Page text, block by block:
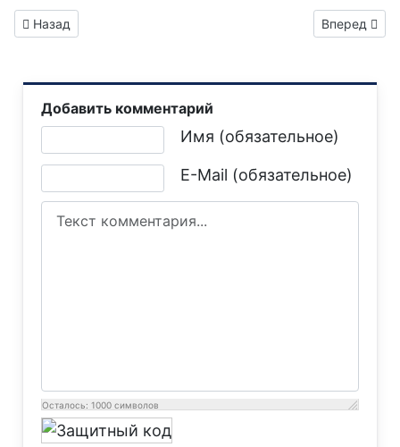
Предыдущий: Вниманию горловчан: отключение
Назад Вперед
Добавить комментарий
Имя (обязательное)
E-Mail (обязательное)
Текст комментария
Осталось: 1000 символов